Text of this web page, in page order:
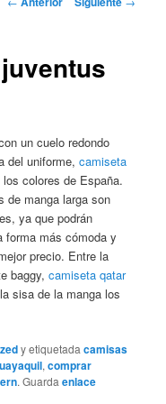
un cuelo redondo
del uniforme,camiseta
colores de España.
de manga larga son
ya que podrán
forma más cómoda y
precio. Entre la
baggy,camiseta qatar
sisa de la manga los
y etiquetadacamisas
,comprar
. Guardaenlace